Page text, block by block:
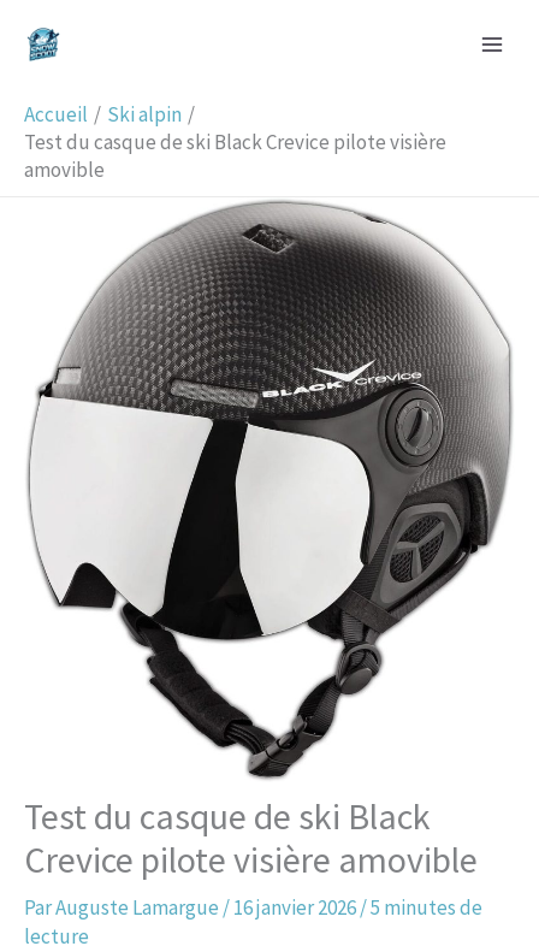
Accueil
Ski alpin
Test du casque de ski Black Crevice pilote visière
amovible
Test du casque de ski Black
Crevice pilote visière amovible
ParAuguste Lamargue /16 janvier 2026/5 minutes de
lecture
e
c
h
e